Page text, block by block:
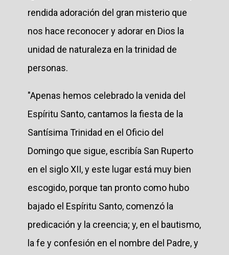
rendida adoración del gran misterio que
nos hace reconocer y adorar en Dios la
unidad de naturaleza en la trinidad de
personas.
"Apenas hemos celebrado la venida del
Espíritu Santo, cantamos la fiesta de la
Santísima Trinidad en el Oficio del
Domingo que sigue, escribía San Ruperto
en el siglo XII, y este lugar está muy bien
escogido, porque tan pronto como hubo
bajado el Espíritu Santo, comenzó la
predicación y la creencia; y, en el bautismo,
la fe y confesión en el nombre del Padre, y